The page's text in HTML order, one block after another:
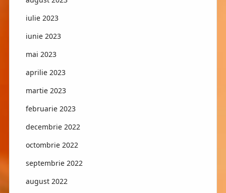
iulie 2023
iunie 2023
mai 2023
aprilie 2023
martie 2023
februarie 2023
decembrie 2022
octombrie 2022
septembrie 2022
august 2022